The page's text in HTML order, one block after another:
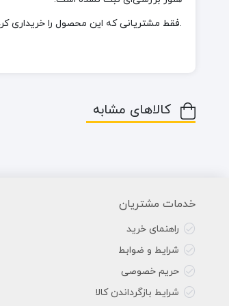
.فقط مشتریانی که این محصول را خریداری
کالاهای مشابه
خدمات مشتریان
راهنمای خرید
شرایط و ضوابط
حریم خصوصی
شرایط بازگرداندن کالا